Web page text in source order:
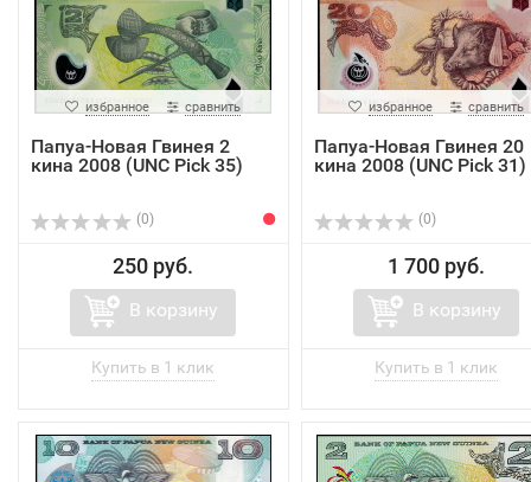
избранное сравнить
Папуа-Новая Гвинея 2
кина 2008 (UNC Pick 35)
(0)
250 руб.
В корзину
избранное сравнить
Папуа-Новая Гвинея 20
кина 2008 (UNC Pick 31)
(0)
1 700 руб.
В корзину